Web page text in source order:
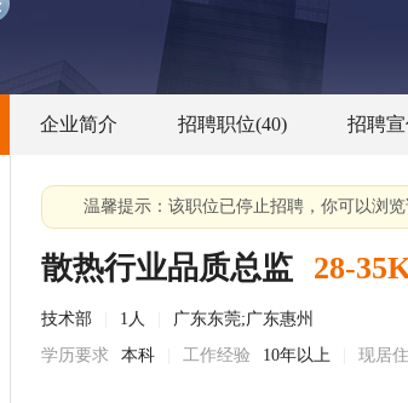
企业简介 招聘职位(40) 招聘
温馨提示：该职位已停止招聘，你可以浏
散热行业品质总监 28-
技术部 1人
广东东莞;广东惠州
学历要求
本科 工作经验 10年以上 现居